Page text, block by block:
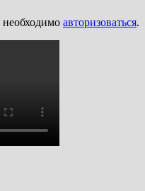
авторизоваться.